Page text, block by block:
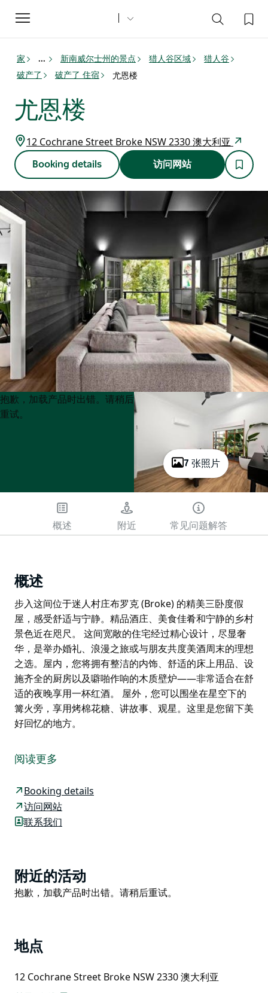
Toggle
navigation
家 ... 新南威尔士州的景点 猎人谷区域
猎人谷
破产了
破产了 住宿 尤恩楼
尤恩楼
12 Cochrane Street Broke NSW 2330 澳大利亚
Booking details 访问网站
7 张照片
Product
List
Product
List
抱歉，加载产品时出错。请稍后
重试。
概述 附近 常见问题解答
概述
步入这间位于迷人村庄布罗克 (Broke) 的精美三卧度假
屋，感受舒适与宁静。精品酒庄、美食佳肴和宁静的乡村
景色近在咫尺。 这间宽敞的住宅经过精心设计，尽显奢
华，是举办婚礼、浪漫之旅或与朋友共度美酒周末的理想
之选。屋内，您将拥有整洁的内饰、舒适的床上用品、设
施齐全的厨房以及噼啪作响的木质壁炉——非常适合在舒
适的夜晚享用一杯红酒。 屋外，您可以围坐在星空下的
篝火旁，享用烤棉花糖、讲故事、观星。这里是您留下美
好回忆的地方。
屋，感受舒适与宁静。精品酒庄、美食佳肴和宁静的乡村
景色近在咫尺。
这间宽敞的住宅经过精心设计，尽显奢华，是举办婚礼、
浪漫之旅或与朋友共度美酒周末的理想之选。屋内，您将
拥有整洁的内饰、舒适的床上用品、设施齐全的厨房以及
屋外，您可以围坐在星空下的篝火旁，享用烤棉花糖、讲
故事、观星。这里是您留下美好回忆的地方。
阅读更多
Booking details
访问网站
联系我们
Product
List
附近的活动
Product
抱歉，加载产品时出错。请稍后重试。
地点
12 Cochrane Street Broke NSW 2330 澳大利亚